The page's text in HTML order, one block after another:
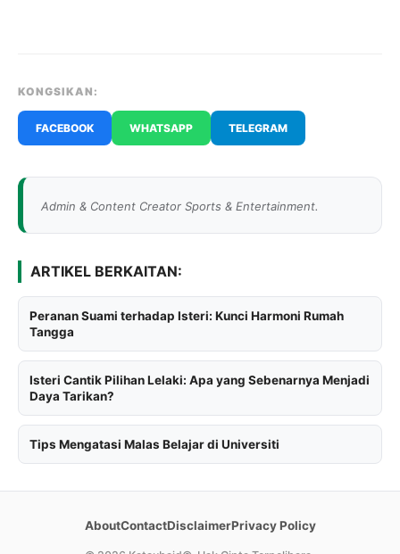
KONGSIKAN:
FACEBOOK WHATSAPP TELEGRAM
Admin & Content Creator Sports & Entertainment.
ARTIKEL BERKAITAN:
Peranan Suami terhadap Isteri: Kunci Harmoni Rumah
Tangga
Isteri Cantik Pilihan Lelaki: Apa yang Sebenarnya Menjadi
Daya Tarikan?
Tips Mengatasi Malas Belajar di Universiti
AboutContactDisclaimerPrivacy Policy